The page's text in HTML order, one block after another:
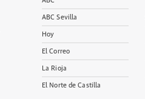
ABC Sevilla
Hoy
El Correo
La Rioja
El Norte de Castilla